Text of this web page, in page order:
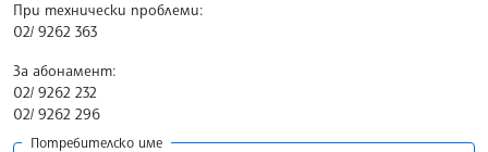
При технически проблеми:
02/ 9262 363
За абонамент:
02/ 9262 232
02/ 9262 296
Потребителско име